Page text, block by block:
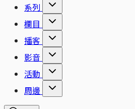
系列
欄目
播客
影音
活動
周邊